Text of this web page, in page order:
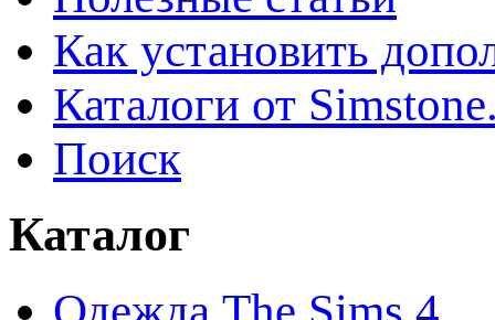
Как установить
Каталоги от
Поиск
Каталог